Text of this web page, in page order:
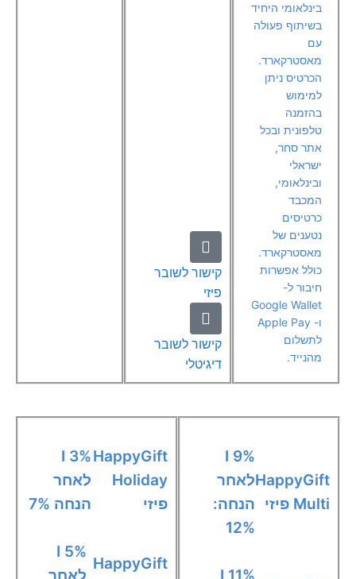
בינלאומי היחיד
בשיתוף פעולה
עם
מאסטרקארד.
הכרטיס ניתן
למימוש
בהזמנה
טלפונית ובכל
אתר סחר,
ישראלי
ובינלאומי,
המכבד
כרטיסים
נטענים של
מאסטרקארד.
כולל אפשרות
חיבור ל-
Google Wallet
ו- Apple Pay
לתשלום
מהנייד.
קישור לשובר
פיזי
קישור לשובר
דיגיטלי
HappyGift
Multi פיזי
לאחר
הנחה:
12%
HappyGift
Holiday
פיזי
3% I
לאחר
הנחה 7%
HappyGift